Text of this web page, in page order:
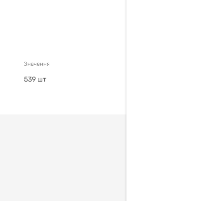
Значення
539 шт